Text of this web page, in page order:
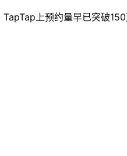
上预约量早已突破150